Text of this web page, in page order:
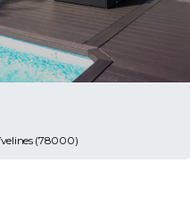
(78000)